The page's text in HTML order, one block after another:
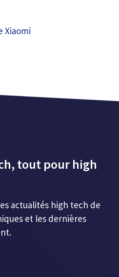
Xiaomi
tout pour high
actualités high tech de
et les dernières